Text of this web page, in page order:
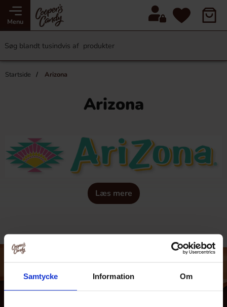
Samtycke Information Om
Menu
Startside Arizona
Arizona
Læs mere
verden med storm. De tilbyder iste i masser af forskellige
smagsvarianter, som for eksempel fersken, honning,
som granatæble, fruit punch og vandmelon. Mange af deres
produkter er desuden helt frie for kunstige smagsstoffer og